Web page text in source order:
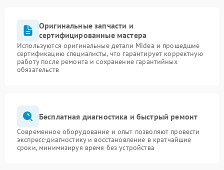
Оригинальные запчасти и
сертифицированные мастера
Используются оригинальные детали Midea и прошедшие
сертификацию специалисты, что гарантирует корректную
работу после ремонта и сохранение гарантийных
обязательств
Бесплатная диагностика и быстрый ремонт
Современное оборудование и опыт позволяют провести
экспресс-диагностику и восстановление в кратчайшие
сроки, минимизируя время без устройства